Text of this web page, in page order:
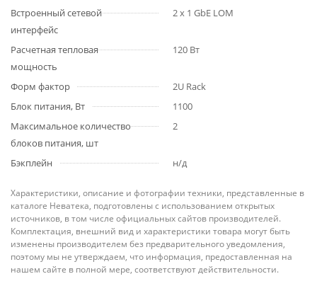
Встроенный сетевой
интерфейс
2 x 1 GbE LOM
Расчетная тепловая
мощность
120 Вт
Форм фактор
2U Rack
Блок питания, Вт
1100
Максимальное количество
блоков питания, шт
2
Бэкплейн н/д
Характеристики, описание и фотографии техники, представленные в
каталоге Неватека, подготовлены с использованием открытых
источников, в том числе официальных сайтов производителей.
Комплектация, внешний вид и характеристики товара могут быть
изменены производителем без предварительного уведомления,
поэтому мы не утверждаем, что информация, предоставленная на
нашем сайте в полной мере, соответствуют действительности.